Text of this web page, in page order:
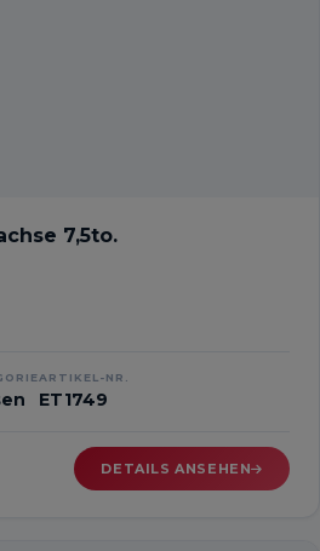
7,5to.
ARTIKEL-NR.
ET1749
DETAILS ANSEHEN